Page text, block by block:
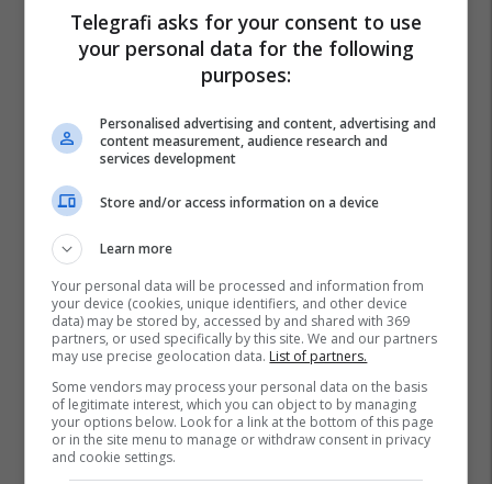
Telegrafi asks for your consent to use
your personal data for the following
purposes:
Personalised advertising and content, advertising and
content measurement, audience research and
services development
Store and/or access information on a device
Learn more
Your personal data will be processed and information from
your device (cookies, unique identifiers, and other device
data) may be stored by, accessed by and shared with 369
partners, or used specifically by this site. We and our partners
may use precise geolocation data. List of partners.
Some vendors may process your personal data on the basis
of legitimate interest, which you can object to by managing
your options below. Look for a link at the bottom of this page
or in the site menu to manage or withdraw consent in privacy
and cookie settings.